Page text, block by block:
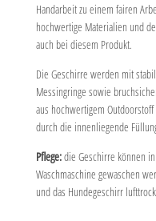
Handarbeit zu einem fairen
hochwertige Materialien und
auch bei diesem Produkt.
Die Geschirre werden mit
Messingringe sowie
aus hochwertigem
durch die innenliegende
Pflege:die Geschirre können
Waschmaschine gewaschen
und das Hundegeschirr